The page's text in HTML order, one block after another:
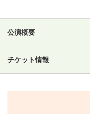
公演概要
チケット情報